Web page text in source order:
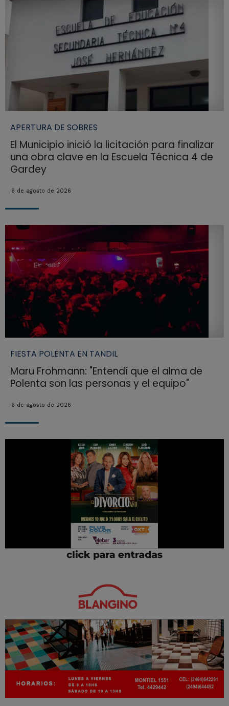
APERTURA DE SOBRES
El Municipio inició la licitación para finalizar
una obra clave en la Escuela Técnica 4 de
Gardey
6 de agosto de 2026
FIESTA POLENTA EN TANDIL
Maru Frohmann: "Entendí que el alma de
Polenta son las personas y el equipo"
6 de agosto de 2026